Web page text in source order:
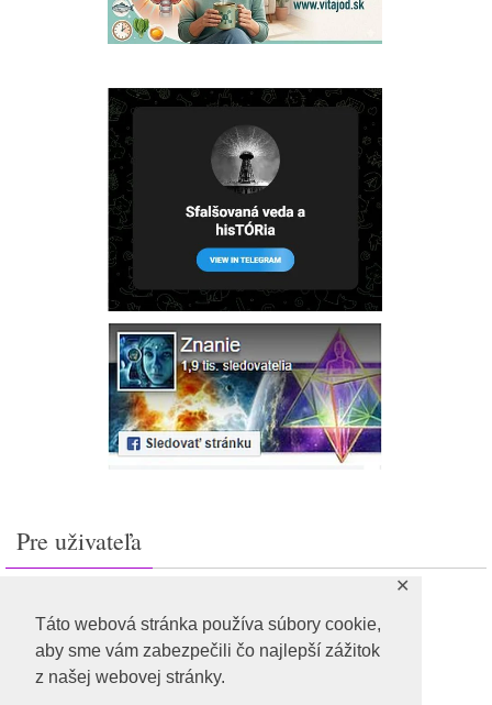
Táto webová stránka používa súbory cookie,
aby sme vám zabezpečili čo najlepší zážitok
z našej webovej stránky.
✕
Pre uživateľa
Feed záznamov
RSS feed komentárov
WordPress.org